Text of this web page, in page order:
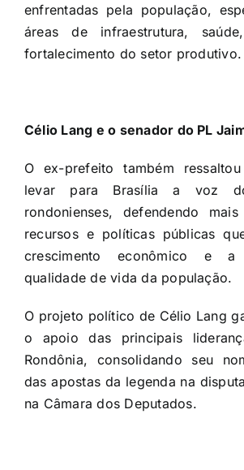
enfrentadas pela população,
áreas de infraestrutura,
fortalecimento do setor produtivo.
Célio Lang e o senador do PL
O ex-prefeito também
levar para Brasília a voz
rondonienses, defendendo mais
recursos e políticas públicas
crescimento econômico e
qualidade de vida da população.
O projeto político de Célio Lang
o apoio das principais
Rondônia, consolidando seu
das apostas da legenda na
na Câmara dos Deputados.